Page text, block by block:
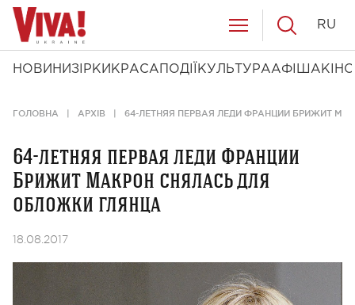
НОВИНИ ЗІРКИ КРАСА ПОДІЇ КУЛЬТУРААФІША КІНО
RU
ГОЛОВНА АРХІВ 64-ЛЕТНЯЯ ПЕРВАЯ ЛЕДИ ФРАНЦИИ БРИЖИТ
64-летняя первая леди Франции
Брижит Макрон снялась для
обложки глянца
18.08.2017